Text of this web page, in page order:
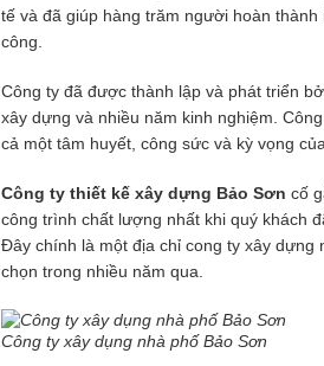
tế và đã giúp hàng trăm người hoàn
công.
Công ty đã được thành lập và phát triển
xây dựng và nhiều năm kinh nghiệm.
cả một tâm huyết, công sức và kỳ vọng
Công ty thiết kế xây dựng Bảo Sơn cố
công trình chất lượng nhất khi quý khách
Đây chính là một địa chỉ cong ty xây
chọn trong nhiều năm qua.
Công ty xây dụng nhà phố Bảo Sơn